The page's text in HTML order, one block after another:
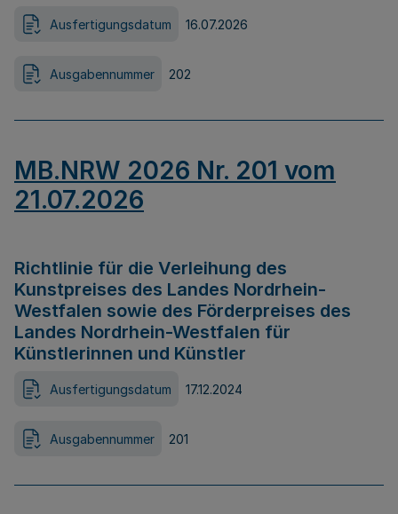
Ausfertigungsdatum 16.07.2026
Ausgabennummer 202
MB.NRW 2026 Nr. 201 vom
21.07.2026
Richtlinie für die Verleihung des
Kunstpreises des Landes Nordrhein-
Westfalen sowie des Förderpreises des
Landes Nordrhein-Westfalen für
Künstlerinnen und Künstler
Ausfertigungsdatum 17.12.2024
Ausgabennummer 201